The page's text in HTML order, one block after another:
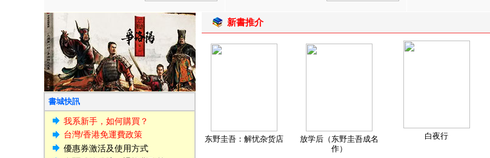
書城快訊
我系新手，如何購買？
台灣/香港免運費政策
優惠券激活及使用方式
新書推介
东野圭吾：解忧杂货店
放学后（东野圭吾成名
作）
白夜行